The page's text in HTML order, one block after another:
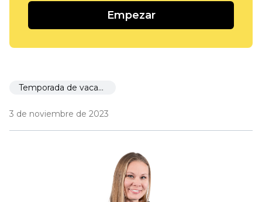
Empezar
Temporada de vacaciones 🎉
3 de noviembre de 2023